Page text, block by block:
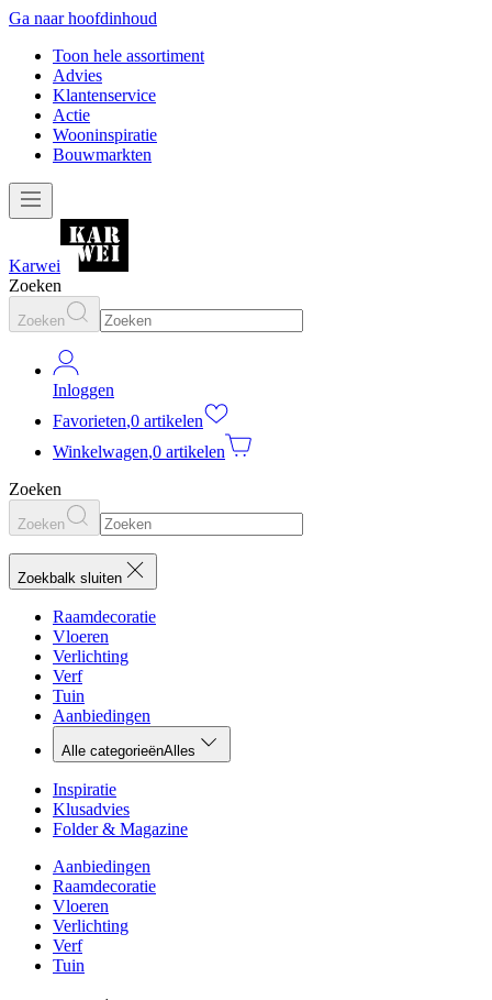
Ga naar hoofdinhoud
Toon hele assortiment
Advies
Klantenservice
Actie
Wooninspiratie
Bouwmarkten
Karwei
Zoeken
Zoeken
Inloggen
Favorieten,0 artikelen
Winkelwagen,0 artikelen
Zoeken
Zoeken
Zoekbalk sluiten
Raamdecoratie
Vloeren
Verlichting
Verf
Tuin
Aanbiedingen
Alle categorieënAlles
Inspiratie
Klusadvies
Folder & Magazine
Aanbiedingen
Raamdecoratie
Vloeren
Verlichting
Verf
Tuin